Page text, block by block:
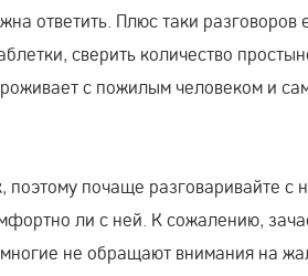
ответить. Плюс таки разговоров
сверить количество
с пожилым человеком и
поэтому почаще разговаривайте с
ли с ней. К сожалению,
не обращают внимания на